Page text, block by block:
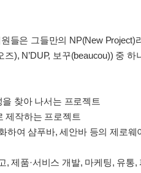
들은 그들만의 NP(New Project)
), N’DUP, 보꾸(beaucou)) 중
찾아 나서는 프로젝트
제작하는 프로젝트
여 샴푸바, 세안바 등의 제로
제품·서비스 개발, 마케팅, 유통